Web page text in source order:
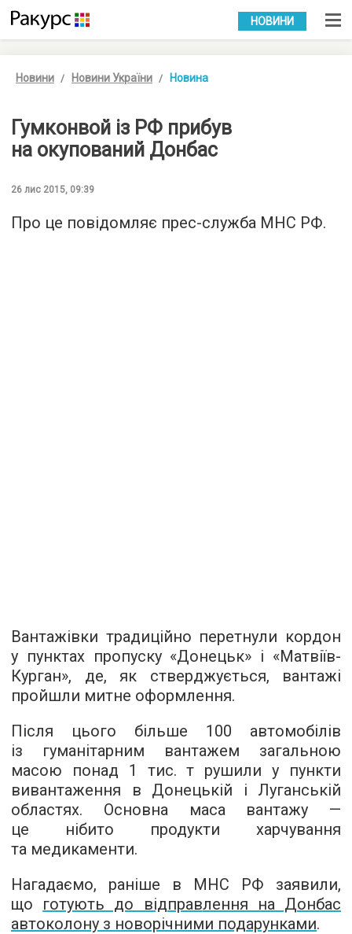
УКР РУС
НОВИНИ
Новини Новини України Новина
Гумконвой із РФ прибув
на окупований Донбас
26 лис 2015, 09:39
Про це повідомляє прес-служба МНС РФ.
Вантажівки традиційно перетнули кордон
у пунктах пропуску «Донецьк» і «Матвіїв-
Курган», де, як стверджується, вантажі
пройшли митне оформлення.
Після цього більше 100 автомобілів
із гуманітарним вантажем загальною
масою понад 1 тис. т рушили у пункти
вивантаження в Донецькій і Луганській
областях. Основна маса вантажу —
це нібито продукти харчування
та медикаменти.
Нагадаємо, раніше в МНС РФ заявили,
що готують до відправлення на Донбас
автоколону з новорічними подарунками.